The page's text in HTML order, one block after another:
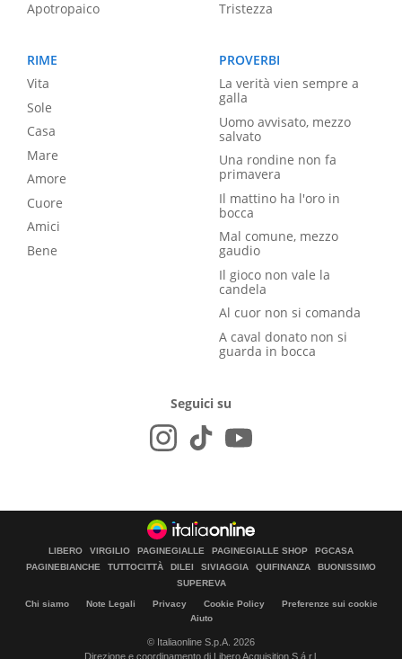
Apotropaico
Tristezza
RIME
Vita
Sole
Casa
Mare
Amore
Cuore
Amici
Bene
PROVERBI
La verità vien sempre a
galla
Uomo avvisato, mezzo
salvato
Una rondine non fa
primavera
Il mattino ha l'oro in
bocca
Mal comune, mezzo
gaudio
Il gioco non vale la
candela
Al cuor non si comanda
A caval donato non si
guarda in bocca
Seguici su
LIBERO VIRGILIO PAGINEGIALLE PAGINEGIALLE SHOP
PGCASA
PAGINEBIANCHE
TUTTOCITTÀ DILEI SIVIAGGIA QUIFINANZA
BUONISSIMO
SUPEREVA
Chi siamo Note Legali Privacy Cookie Policy
Preferenze sui cookie
Aiuto
© Italiaonline S.p.A. 2026
Direzione e coordinamento di Libero Acquisition S.á r.l.